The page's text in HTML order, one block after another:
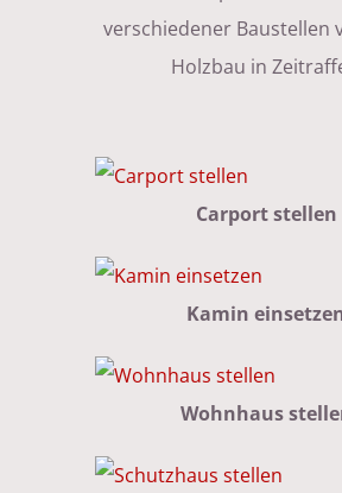
verschiedener Baustellen
Holzbau in
Carport stellen
Kamin
Wohnhaus